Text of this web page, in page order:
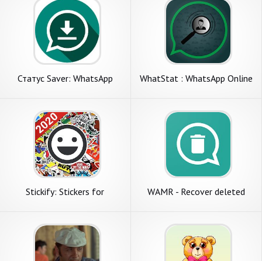
Статус Saver: WhatsApp
WhatStat : WhatsApp Online
Stickify: Stickers for
WAMR - Recover deleted